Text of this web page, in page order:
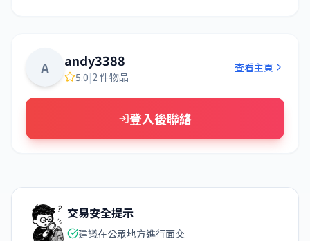
A andy3388
5.0|2 件物品
查看主頁
登入後聯絡
交易安全提示
建議在公眾地方進行面交